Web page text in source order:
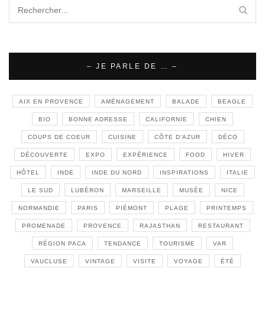
– JE PARLE DE … –
AIX EN PROVENCE AMÉNAGEMENT BALADE BEAGLE
BIO BONNE ADRESSE CALIFORNIE CHIEN
COUPS DE COEUR CUISINE CÔTE D'AZUR DÉCO
DÉCOUVERTE EXPO EXPÉRIENCE FOOD HIVER
HÔTEL INDE INDE DU NORD INSPIRATIONS ITALIE
LE SUD LUBÉRON MARSEILLE MUSÉE NICE
NORMANDIE PARIS PIÉMONT PLAGE PRINTEMPS
PROMENADE PROVENCE RAJASTHAN RESTAURANT
RÉGION PACA TENDANCE TOURISME VAR
VAUCLUSE VINTAGE VISITE VOYAGE ÉTÉ